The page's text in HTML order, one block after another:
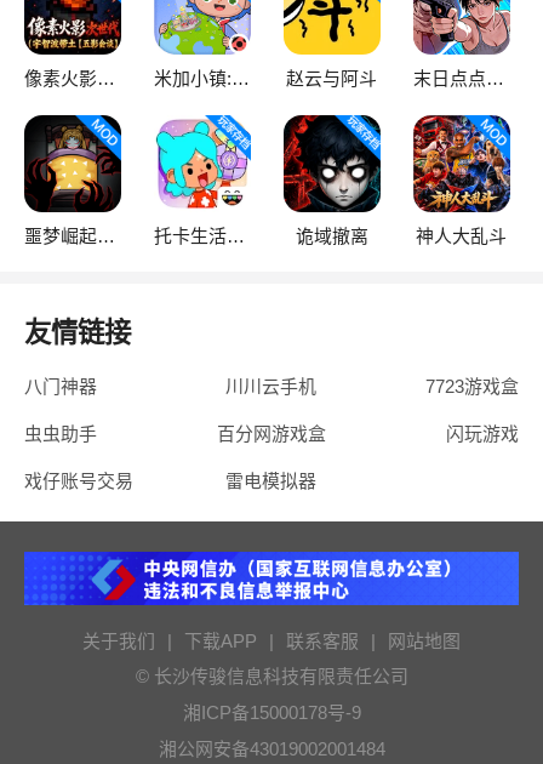
像素火影次世代 米加小镇:世界 赵云与阿斗 末日点点（辅助菜单）
噩梦崛起：生存 托卡生活：世界 诡域撤离 神人大乱斗
友情链接
八门神器 川川云手机 7723游戏盒
虫虫助手 百分网游戏盒 闪玩游戏
戏仔账号交易 雷电模拟器
关于我们 | 下载APP | 联系客服 |
网站地图
© 长沙传骏信息科技有限责任公司
湘ICP备15000178号-9
湘公网安备43019002001484